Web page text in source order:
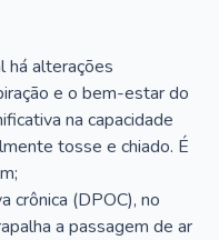
há alterações
e o bem-estar do
na capacidade
tosse e chiado. É
crônica (DPOC), no
a passagem de ar